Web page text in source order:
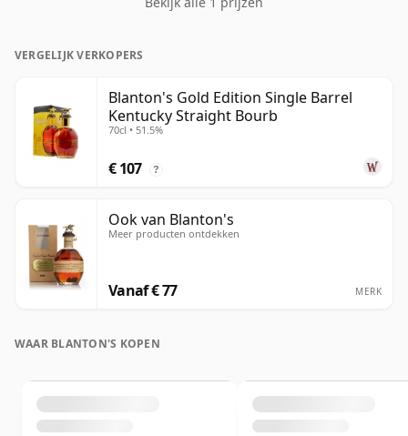
VERGELIJK VERKOPERS
Blanton's Gold Edition Single Barrel
Kentucky Straight Bourb
70cl • 51.5%
€ 107 ?
Ook van Blanton's
Meer producten ontdekken
Vanaf € 77 MERK
WAAR BLANTON'S KOPEN